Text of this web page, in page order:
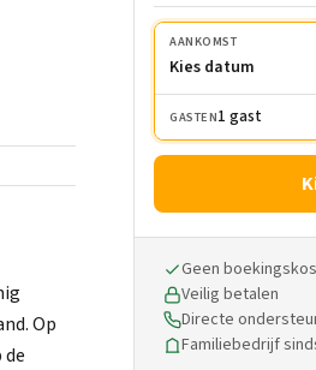
Op
AANKOMST
Kies datum
GASTEN1 gast
Geen
Veilig betalen
Directe
Familiebedrijf